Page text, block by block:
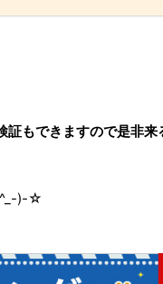
もできますので是非来
)-☆